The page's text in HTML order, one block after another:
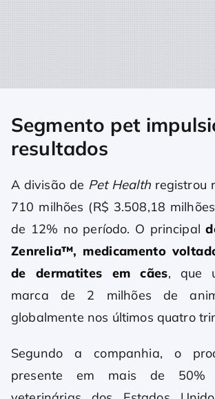
Segmento pet
resultados
A divisão de Pet Healthregistrou
710 milhões (R$ 3.508,18
de 12% no período. O principal
Zenrelia™, medicamento
de dermatites em cães, que
marca de 2 milhões de
globalmente nos últimos quatro
Segundo a companhia, o
presente em mais de 50%